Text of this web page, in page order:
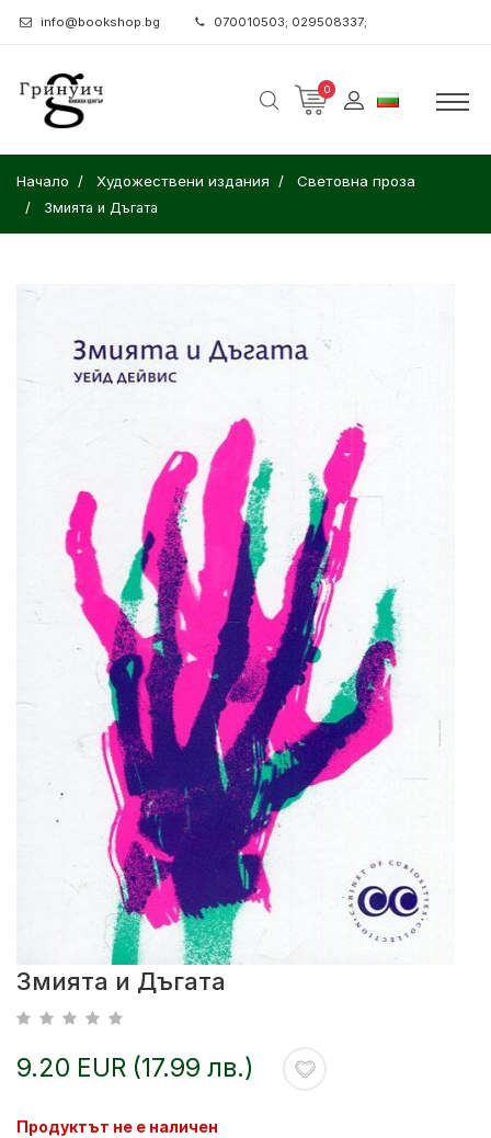
info@bookshop.bg 070010503; 029508337;
0
Начало Художествени издания Световна проза
Змията и Дъгата
Змията и Дъгата
9.20 EUR (17.99 лв.)
Продуктът не е наличен